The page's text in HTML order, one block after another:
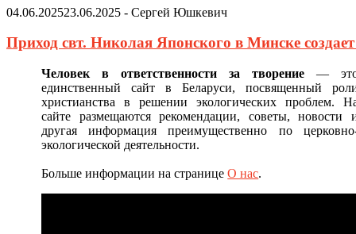
04.06.202523.06.2025 - Сергей Юшкевич
Приход свт. Николая Японского в Минске
Человек в ответственности за творение—
единственный сайт в Беларуси, посвященный
христианства в решении экологических проблем.
сайте размещаются рекомендации, советы, новости
другая информация преимущественно по
экологической деятельности.
Больше информации на страницеО нас.